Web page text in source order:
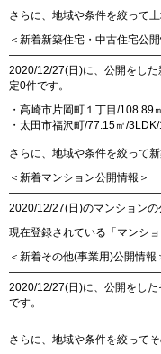
さらに、地域や条件を絞って
＜新着新築住宅・中古住宅公開
2020/12/27(日)に、公開をし
定0件です。
・高崎市片岡町１丁目/108.89
・太田市福沢町/77.15㎡/
さらに、地域や条件を絞って
＜新着マンション公開情報＞
2020/12/27(日)のマンションの
現在登録されている「マンシ
＜新着その他(事業用)公開情報
2020/12/27(日)に、公開をし
です。
さらに、地域や条件を絞って